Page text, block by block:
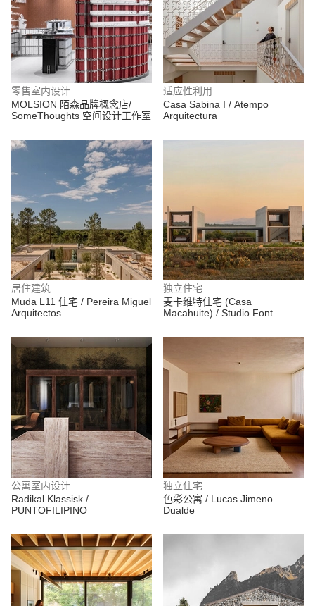
零售室内设计
MOLSION 陌森品牌概念店/
SomeThoughts 空间设计工作室
适应性利用
Casa Sabina I / Atempo
Arquitectura
居住建筑
Muda L11 住宅 / Pereira Miguel
Arquitectos
独立住宅
麦卡维特住宅 (Casa
Macahuite) / Studio Font
公寓室内设计
Radikal Klassisk /
PUNTOFILIPINO
独立住宅
色彩公寓 / Lucas Jimeno
Dualde